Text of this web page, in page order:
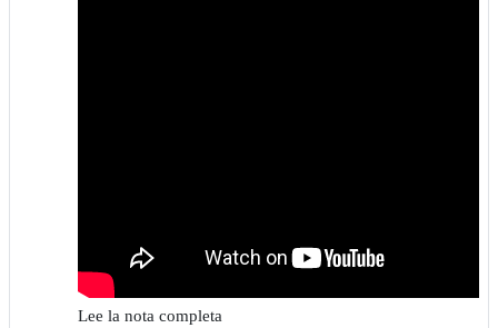
Lee la nota completa